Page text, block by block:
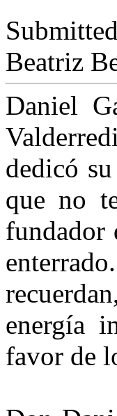
Beatriz
Daniel
dedicó
que no
fundador
energía
favor de